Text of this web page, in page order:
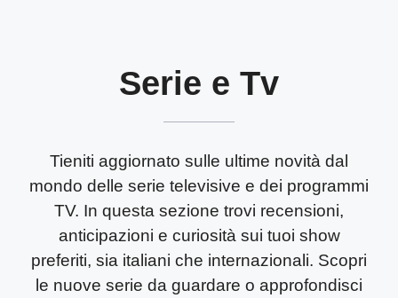
Serie e Tv
Tieniti aggiornato sulle ultime novità dal
mondo delle serie televisive e dei programmi
TV. In questa sezione trovi recensioni,
anticipazioni e curiosità sui tuoi show
preferiti, sia italiani che internazionali. Scopri
le nuove serie da guardare o approfondisci